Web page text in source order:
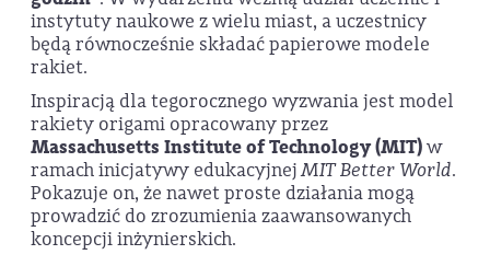
instytuty naukowe z wielu miast, a uczestnicy
będą równocześnie składać papierowe modele
rakiet.
Inspiracją dla tegorocznego wyzwania jest model
rakiety origami opracowany przez
Massachusetts Institute of Technology (MIT)w
ramach inicjatywy edukacyjnejMIT Better World.
Pokazuje on, że nawet proste działania mogą
prowadzić do zrozumienia zaawansowanych
koncepcji inżynierskich.